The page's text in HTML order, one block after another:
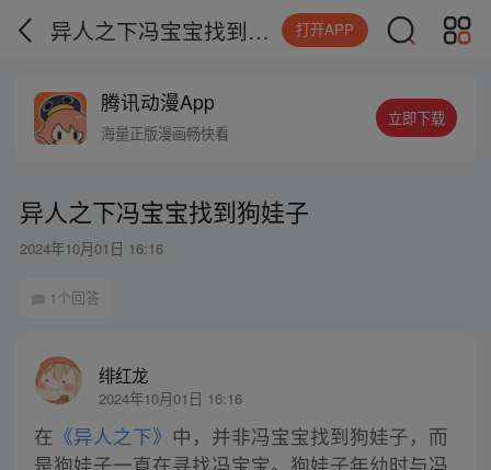
异人之下冯宝宝找到狗娃子 打开APP
腾讯动漫App
海量正版漫画畅快看
立即下载
异人之下冯宝宝找到狗娃子
2024年10月01日 16:16
1个回答
绯红龙
2024年10月01日 16:16
在 《异人之下》 中，并非冯宝宝找到狗娃子，而
是狗娃子一直在寻找冯宝宝。狗娃子年幼时与冯